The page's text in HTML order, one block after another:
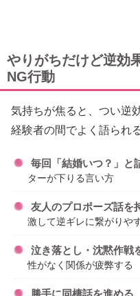
やりがちだけど逆
NG行動
気持ちが焦ると、つい逆
経験者の間でよく語られ
毎回「結婚いつ？」と
ターが下りる言い方
友人のプロポーズ話を
激して逆ギレに繋がりや
泣き落とし・沈黙作戦
性がなく関係が疲弊する
勝手に同棲話を進める